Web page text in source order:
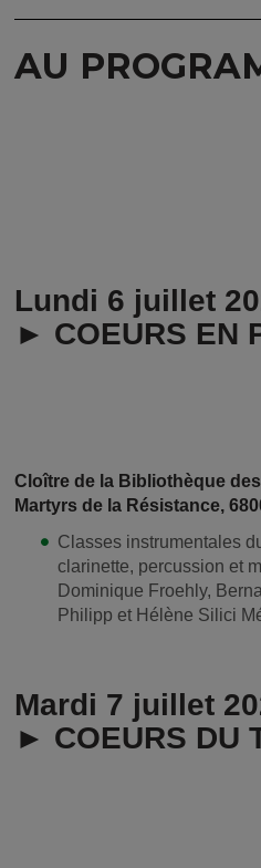
AU
Lundi 6 juillet
► COEURS EN
Cloître de la Bibliothèque
Martyrs de la Résistance,
Classes instrumentales
clarinette, percussion et
Dominique Froehly,
Philipp et Hélène Silici
Mardi 7 juillet
► COEURS DU